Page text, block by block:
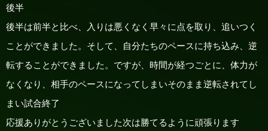
後半
後半は前半と比べ、入りは悪くなく早々に点を取り、追いつく
ことができました。そして、自分たちのペースに持ち込み、逆
転することができました。ですが、時間が経つごとに、体力が
なくなり、相手のペースになってしまいそのまま逆転されてし
まい試合終了
応援ありがとうございました次は勝てるように頑張ります